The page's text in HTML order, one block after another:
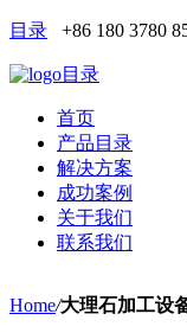
目录 +86 180 3780
目录
首页
产品目录
解决方案
成功案例
关于我们
联系我们
Home/大理石加工设